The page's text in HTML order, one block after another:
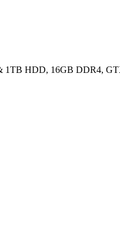
HDD, 16GB DDR4,